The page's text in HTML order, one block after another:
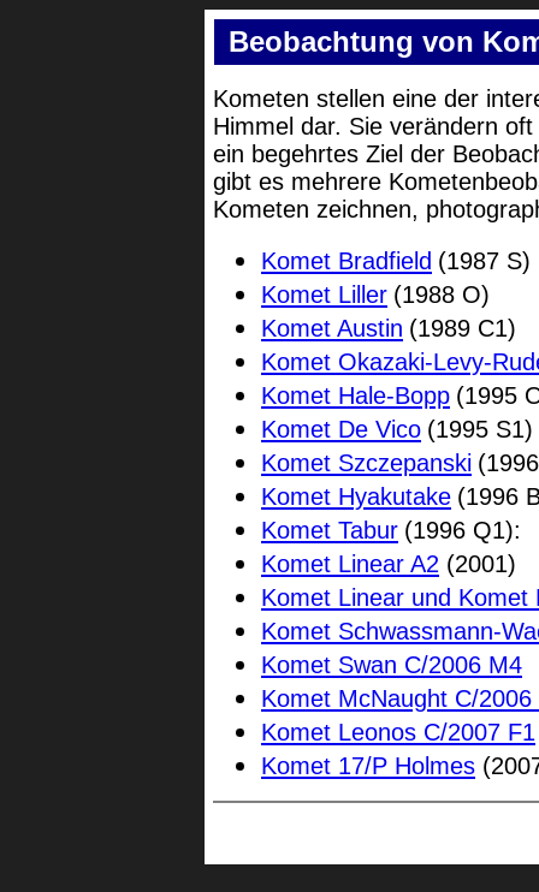
Beobachtung von
Kometen stellen eine der
Himmel dar. Sie verändern
ein begehrtes Ziel der
gibt es mehrere
Kometen zeichnen,
Komet Bradfield (1987 S)
Komet Liller (1988 O)
Komet Austin (1989 C1)
Komet Okazaki-Levy-
Komet Hale-Bopp (1995
Komet De Vico (1995 S1)
Komet Szczepanski
Komet Hyakutake (1996
Komet Tabur (1996 Q1):
Komet Linear A2 (2001)
Komet Linear und Komet
Komet Schwassmann-
Komet Swan C/2006 M4
Komet McNaught C/2006
Komet Leonos C/2007 F1
Komet 17/P Holmes